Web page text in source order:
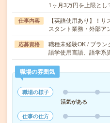
1ヶ月3万円を上限とし
仕事内容
【英語使用あり】！
スタント業務・外部
応募資格
職種未経験OK / ブラン
語学使用言語、語学系
職場の雰囲気
職場の様子
活気がある
仕事の仕方